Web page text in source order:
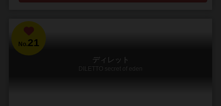
No.21
ディレット
DILETTO secret of eden